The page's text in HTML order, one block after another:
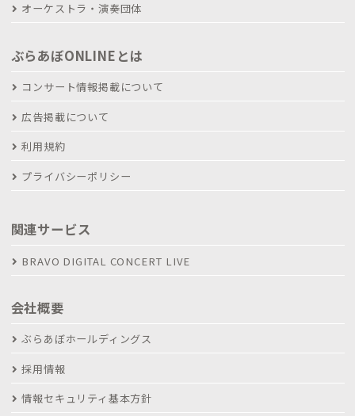
オーケストラ・演奏団体
ぶらあぼONLINEとは
コンサート情報掲載について
広告掲載について
利用規約
プライバシーポリシー
関連サービス
BRAVO DIGITAL CONCERT LIVE
会社概要
ぶらあぼホールディングス
採用情報
情報セキュリティ基本方針